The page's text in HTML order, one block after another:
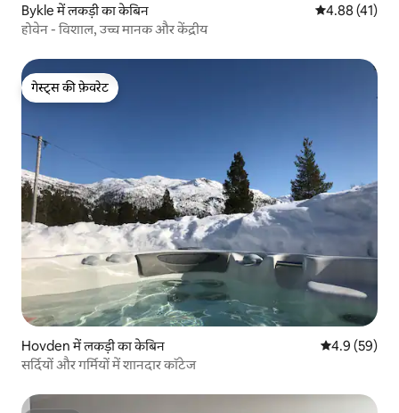
Bykle में लकड़ी का केबिन औसत रेटिंग 5 में
4.88 (41)
होवेन - विशाल, उच्च मानक और केंद्रीय
गेस्ट्स की फ़ेवरेट
गेस्ट्स की फ़ेवरेट
Hovden में लकड़ी का केबिन औसत रेटिंग 5 में
4.9 (59)
सर्दियों और गर्मियों में शानदार कॉटेज